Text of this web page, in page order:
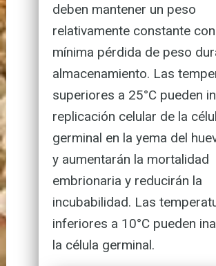
deben mantener un peso
relativamente constante
mínima pérdida de peso
almacenamiento. Las
superiores a 25°C pueden
replicación celular de la
germinal en la yema del
y aumentarán la mortalidad
embrionaria y reducirán la
incubabilidad. Las
inferiores a 10°C pueden
la célula germinal.